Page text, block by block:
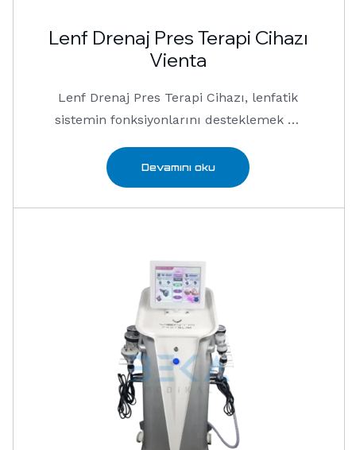
Lenf Drenaj Pres Terapi Cihazı
Vienta
Lenf Drenaj Pres Terapi Cihazı, lenfatik
sistemin fonksiyonlarını desteklemek ve
Devamını oku